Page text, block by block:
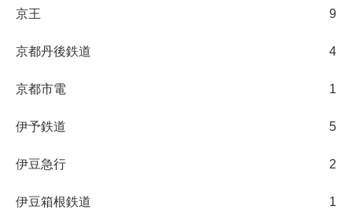
京王 9
京都丹後鉄道 4
京都市電 1
伊予鉄道 5
伊豆急行 2
伊豆箱根鉄道 1